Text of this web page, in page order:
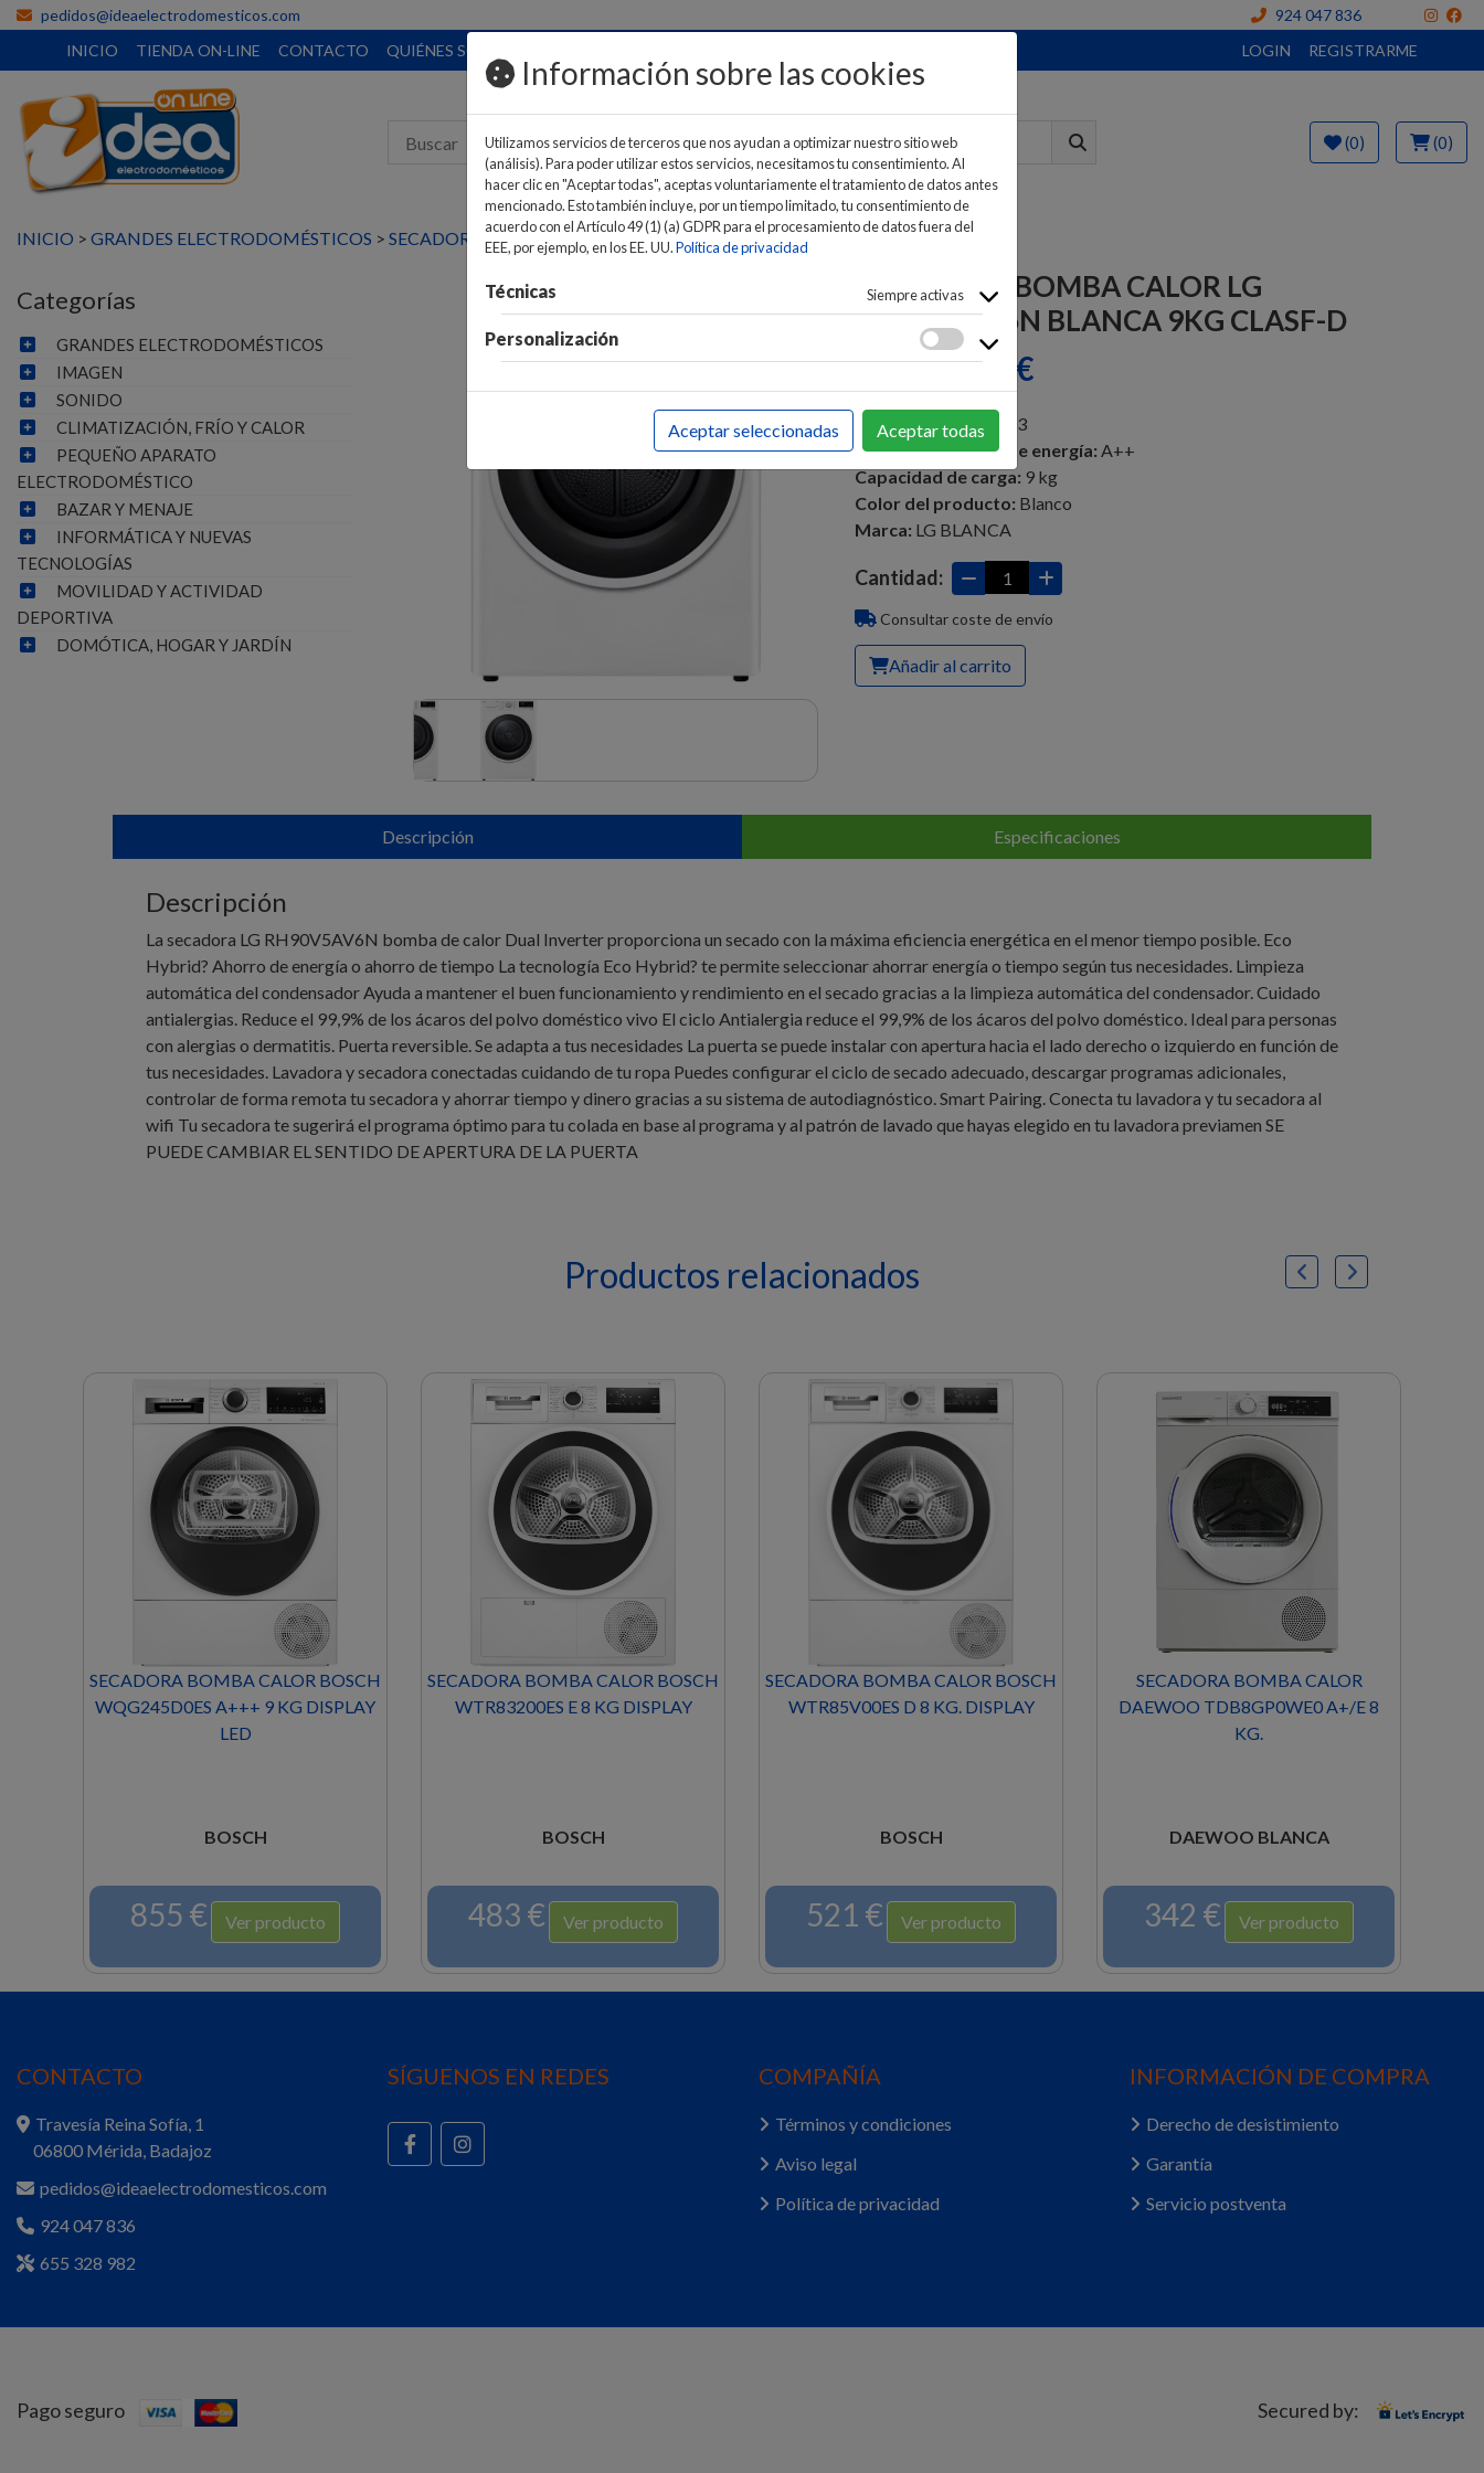
pedidos@ideaelectrodomesticos.com
924 047 836
INICIO
TIENDA ON-LINE CONTACTO QUIÉNES SOMOS LOGIN REGISTRARME
(0) (0)
INICIO > GRANDES ELECTRODOMÉSTICOS > SECADORAS>SECADORA CARGA FRONTAL
Categorías
GRANDES ELECTRODOMÉSTICOS
IMAGEN
SONIDO
CLIMATIZACIÓN, FRÍO Y CALOR
PEQUEÑO APARATO
ELECTRODOMÉSTICO
BAZAR Y MENAJE
INFORMÁTICA Y NUEVAS
TECNOLOGÍAS
MOVILIDAD Y ACTIVIDAD
DEPORTIVA
DOMÓTICA, HOGAR Y JARDÍN
SECADORA BOMBA CALOR LG
RH90V5AV6N BLANCA 9KG CLASF-D
644 €
EAN:8806091780003
Clase de eficiencia de energía: A++
Capacidad de carga: 9 kg
Color del producto: Blanco
Marca: LG BLANCA
Cantidad:
Consultar coste de envío
Añadir al carrito
Descripción Especificaciones
Descripción
La secadora LG RH90V5AV6N bomba de calor Dual Inverter proporciona un secado con la máxima eficiencia energética en el menor tiempo posible. Eco
Hybrid? Ahorro de energía o ahorro de tiempo La tecnología Eco Hybrid? te permite seleccionar ahorrar energía o tiempo según tus necesidades. Limpieza
automática del condensador Ayuda a mantener el buen funcionamiento y rendimiento en el secado gracias a la limpieza automática del condensador. Cuidado
antialergias. Reduce el 99,9% de los ácaros del polvo doméstico vivo El ciclo Antialergia reduce el 99,9% de los ácaros del polvo doméstico. Ideal para personas
con alergias o dermatitis. Puerta reversible. Se adapta a tus necesidades La puerta se puede instalar con apertura hacia el lado derecho o izquierdo en función de
tus necesidades. Lavadora y secadora conectadas cuidando de tu ropa Puedes configurar el ciclo de secado adecuado, descargar programas adicionales,
controlar de forma remota tu secadora y ahorrar tiempo y dinero gracias a su sistema de autodiagnóstico. Smart Pairing. Conecta tu lavadora y tu secadora al
wifi Tu secadora te sugerirá el programa óptimo para tu colada en base al programa y al patrón de lavado que hayas elegido en tu lavadora previamen SE
PUEDE CAMBIAR EL SENTIDO DE APERTURA DE LA PUERTA
Productos relacionados
SECADORA BOMBA CALOR BOSCH
WQG245D0ES A+++ 9 KG DISPLAY
LED
BOSCH
855 € Ver producto
SECADORA BOMBA CALOR BOSCH
WTR83200ES E 8 KG DISPLAY
BOSCH
483 € Ver producto
SECADORA BOMBA CALOR BOSCH
WTR85V00ES D 8 KG. DISPLAY
BOSCH
521 € Ver producto
SECADORA BOMBA CALOR
DAEWOO TDB8GP0WE0 A+/E 8
KG.
DAEWOO BLANCA
342 € Ver producto
CONTACTO
Travesía Reina Sofía, 1
06800 Mérida, Badajoz
pedidos@ideaelectrodomesticos.com
924 047 836
655 328 982
SÍGUENOS EN REDES COMPAÑÍA
Términos y condiciones
Aviso legal
Política de privacidad
INFORMACIÓN DE COMPRA
Derecho de desistimiento
Garantía
Servicio postventa
Pago seguro Secured by:
Información sobre las cookies
Utilizamos servicios de terceros que nos ayudan a optimizar nuestro sitio web
(análisis). Para poder utilizar estos servicios, necesitamos tu consentimiento. Al
hacer clic en "Aceptar todas", aceptas voluntariamente el tratamiento de datos antes
mencionado. Esto también incluye, por un tiempo limitado, tu consentimiento de
acuerdo con el Artículo 49 (1) (a) GDPR para el procesamiento de datos fuera del
EEE, por ejemplo, en los EE. UU.Política de privacidad
Técnicas Siempre activas
Personalización
Aceptar seleccionadas Aceptar todas